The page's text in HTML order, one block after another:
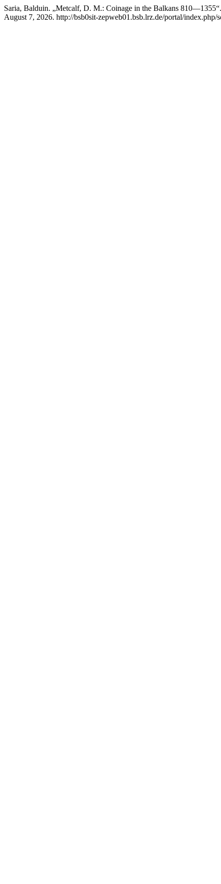
Saria, Balduin. „Metcalf, D. M.: Coinage in the Balkans
August 7, 2026. http://bsb0sit-zepweb01.bsb.lrz.de/portal/index.php/